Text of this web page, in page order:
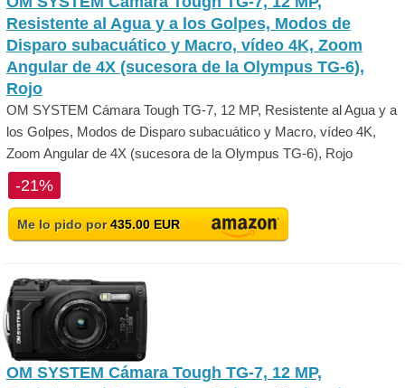
Resistente al Agua y a los Golpes, Modos de
Disparo subacuático y Macro, vídeo 4K, Zoom
Angular de 4X (sucesora de la Olympus TG-6),
Rojo
OM SYSTEM Cámara Tough TG-7, 12 MP, Resistente al Agua y a
los Golpes, Modos de Disparo subacuático y Macro, vídeo 4K,
Zoom Angular de 4X (sucesora de la Olympus TG-6), Rojo
-21%
Me lo pido por435.00 EUR
OM SYSTEM Cámara Tough TG-7, 12 MP,